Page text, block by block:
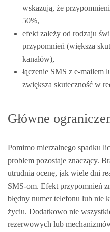
wskazują, że
50%,
efekt zależy od rodzaju
przypomnień (większa
kanałów),
łączenie SMS z
zwiększa skuteczność w
Główne
Pomimo mierzalnego spadku
problem pozostaje znaczący.
utrudnia ocenę, jak wiele dni
SMS-om. Efekt przypomnień
błędny numer telefonu lub nie
życiu. Dodatkowo nie
rezerwowych lub